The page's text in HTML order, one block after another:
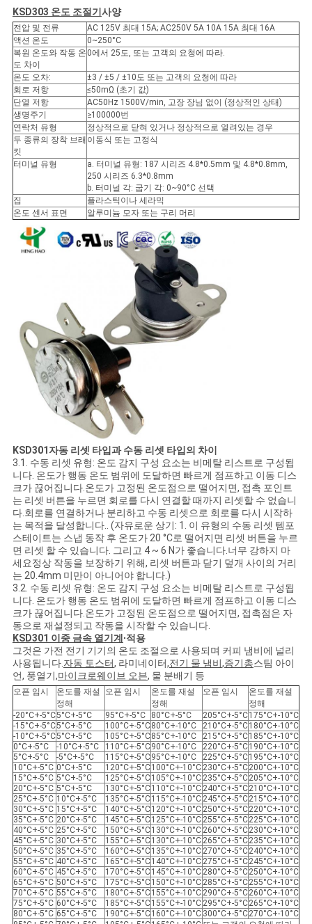
케
이
스
SITEMAP
PRIVACY
KSD303 온도 조절기 사양
전압 및 전류
AC 125V 최대 15A; AC250V 5A 10A 15A 최대 16A
액션 온도
0~250°C
복원 온도와 작동 온
도 차이
0에서 25도, 또는 고객의 요청에 따라.
온도 오차:
±3 / ±5 / ±10도 또는 고객의 요청에 따라
회로 저항
≤50mΩ (초기 값)
단열 저항
AC50Hz 1500V/min, 고장 장님 없이 (정상적인 상태)
생명주기
≥100000번
연락처 유형
정상적으로 닫혀 있거나 정상적으로 열려있는 경우
두 종류의 장착 브래
킷
이동식 또는 고정식
터미널 유형
a. 터미널 유형: 187 시리즈 4.8*0.5mm 및 4.8*0.8mm,
250 시리즈 6.3*0.8mm
b. 터미널 각: 굽기 각: 0~90°C 선택
집
플라스틱이나 세라믹
온도 센서 표면
알루미늄 모자 또는 구리 머리
KSD301자동 리셋 타입과 수동 리셋 타입의 차이
3.1. 수동 리셋 유형: 온도 감지 구성 요소는 비메탈 리스트로 구성됩
니다. 온도가 행동 온도 범위에 도달하면 빠르게 점프하고 이동 디스
크가 끊어집니다.온도가 고정된 온도점으로 떨어지면, 접촉 포인트
는 리셋 버튼을 누르면 회로를 다시 연결할 때까지 리셋할 수 없습니
다.회로를 연결하거나 분리하고 수동 리셋으로 회로를 다시 시작하
는 목적을 달성합니다.. (자유로운 상기: 1. 이 유형의 수동 리셋 템포
스테이트는 스냅 동작 후 온도가 20 °C로 떨어지면 리셋 버튼을 누르
면 리셋 할 수 있습니다. 그리고 4 ~ 6 N가 좋습니다.너무 강하지 마
세요정상 작동을 보장하기 위해, 리셋 버튼과 닫기 덮개 사이의 거리
는 20.4mm 미만이 아니어야 합니다.)
3.2. 수동 리셋 유형: 온도 감지 구성 요소는 비메탈 리스트로 구성됩
니다. 온도가 행동 온도 범위에 도달하면 빠르게 점프하고 이동 디스
크가 끊어집니다.온도가 고정된 온도점으로 떨어지면, 접촉점은 자
동으로 재설정되고 작동을 시작할 수 있습니다.
KSD301 이중 금속 열기계 ∙적용
그것은 가전 전기 기기의 온도 조절으로 사용되며 커피 냄비에 널리
사용됩니다.자동 토스터, 라미네이터,전기 물 냄비,증기총스팀 아이
언, 풍열기,마이크로웨이브 오븐, 물 분배기 등
오픈 임시
온도를 재설
정해
오픈 임시
온도를 재설
정해
오픈 임시
온도를 재설
정해
-20°C+-5°C5°C+-5°C 95°C+-5°C 80°C+-5°C 205°C+-5°C175°C+-10°C
-15°C+-5°C5°C+-5°C 100°C+-5°C80°C+-10°C 210°C+-5°C180°C+-10°C
-10°C+-5°C5°C+-5°C 105°C+-5°C85°C+-10°C 215°C+-5°C185°C+-10°C
0°C+-5°C
-10°C+-5°C 110°C+-5°C90°C+-10°C 220°C+-5°C190°C+-10°C
5°C+-5°C
-5°C+-5°C 115°C+-5°C95°C+-10°C 225°C+-5°C195°C+-10°C
10°C+-5°C 0°C+-5°C 120°C+-5°C100°C+-10°C 230°C+-5°C200°C+-10°C
15°C+-5°C 5°C+-5°C 125°C+-5°C105°C+-10°C 235°C+-5°C205°C+-10°C
20°C+-5°C 5°C+-5°C 130°C+-5°C110°C+-10°C 240°C+-5°C210°C+-10°C
25°C+-5°C 10°C+-5°C 135°C+-5°C115°C+-10°C 245°C+-5°C215°C+-10°C
30°C+-5°C 15°C+-5°C 140°C+-5°C120°C+-10°C 250°C+-5°C220°C+-10°C
35°C+-5°C 20°C+-5°C 145°C+-5°C125°C+-10°C 255°C+-5°C225°C+-10°C
40°C+-5°C 25°C+-5°C 150°C+-5°C130°C+-10°C 260°C+-5°C230°C+-10°C
45°C+-5°C 30°C+-5°C 155°C+-5°C130°C+-10°C 265°C+-5°C235°C+-10°C
50°C+-5°C 35°C+-5°C 160°C+-5°C135°C+-10°C 270°C+-5°C240°C+-10°C
55°C+-5°C 40°C+-5°C 165°C+-5°C140°C+-10°C 275°C+-5°C245°C+-10°C
60°C+-5°C 45°C+-5°C 170°C+-5°C145°C+-10°C 280°C+-5°C250°C+-10°C
65°C+-5°C 50°C+-5°C 175°C+-5°C150°C+-10°C 285°C+-5°C255°C+-10°C
70°C+-5°C 55°C+-5°C 180°C+-5°C155°C+-10°C 290°C+-5°C260°C+-10°C
75°C+-5°C 60°C+-5°C 185°C+-5°C155°C+-10°C 295°C+-5°C265°C+-10°C
80°C+-5°C 65°C+-5°C 190°C+-5°C160°C+-10°C 300°C+-5°C270°C+-10°C